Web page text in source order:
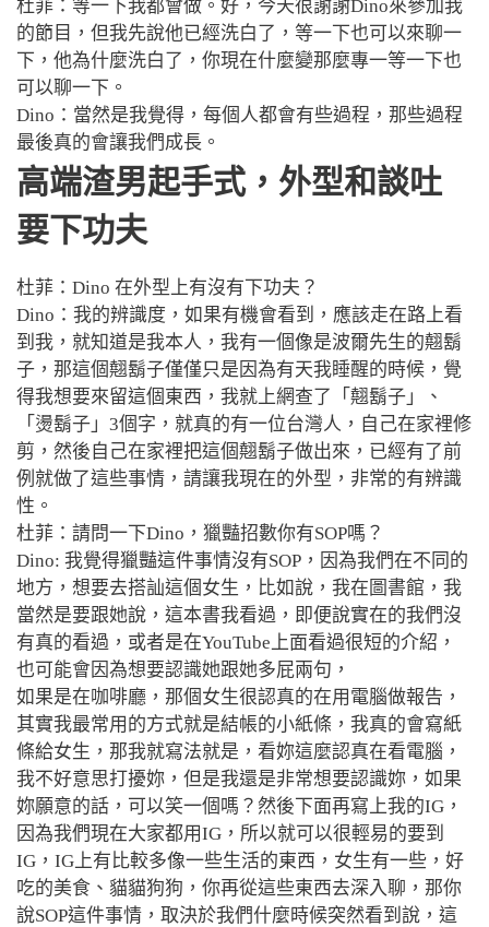
杜菲：等一下我都會做。好，今天很謝謝Dino來參加我
的節目，但我先說他已經洗白了，等一下也可以來聊一
下，他為什麼洗白了，你現在什麼變那麼專一等一下也
可以聊一下。
Dino：當然是我覺得，每個人都會有些過程，那些過程
最後真的會讓我們成長。
高端渣男起手式，外型和談吐
要下功夫
杜菲：Dino 在外型上有沒有下功夫？
Dino：我的辨識度，如果有機會看到，應該走在路上看
到我，就知道是我本人，我有一個像是波爾先生的翹鬍
子，那這個翹鬍子僅僅只是因為有天我睡醒的時候，覺
得我想要來留這個東西，我就上網查了「翹鬍子」、
「燙鬍子」3個字，就真的有一位台灣人，自己在家裡修
剪，然後自己在家裡把這個翹鬍子做出來，已經有了前
例就做了這些事情，請讓我現在的外型，非常的有辨識
性。
杜菲：請問一下Dino，獵豔招數你有SOP嗎？
Dino: 我覺得獵豔這件事情沒有SOP，因為我們在不同的
地方，想要去搭訕這個女生，比如說，我在圖書館，我
當然是要跟她說，這本書我看過，即便說實在的我們沒
有真的看過，或者是在YouTube上面看過很短的介紹，
也可能會因為想要認識她跟她多屁兩句，
如果是在咖啡廳，那個女生很認真的在用電腦做報告，
其實我最常用的方式就是結帳的小紙條，我真的會寫紙
條給女生，那我就寫法就是，看妳這麼認真在看電腦，
我不好意思打擾妳，但是我還是非常想要認識妳，如果
妳願意的話，可以笑一個嗎？然後下面再寫上我的IG，
因為我們現在大家都用IG，所以就可以很輕易的要到
IG，IG上有比較多像一些生活的東西，女生有一些，好
吃的美食、貓貓狗狗，你再從這些東西去深入聊，那你
說SOP這件事情，取決於我們什麼時候突然看到說，這